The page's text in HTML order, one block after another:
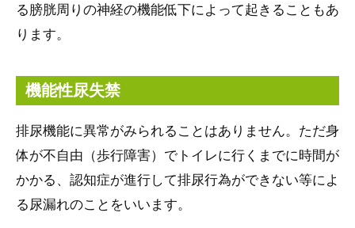
る膀胱周りの神経の機能低下によって起きることもあ
ります。
機能性尿失禁
排尿機能に異常がみられることはありません。ただ身
体が不自由（歩行障害）でトイレに行くまでに時間が
かかる、認知症が進行して排尿行為ができない等によ
る尿漏れのことをいいます。